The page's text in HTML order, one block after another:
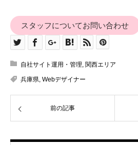
スタッフについてお問い合わせ
自社サイト運用・管理, 関西エリア
兵庫県, Webデザイナー
前の記事